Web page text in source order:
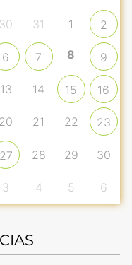
30 31 1 2
6 7 8 9
13 14 15 16
20 21 22 23
27 28 29 30
3 4 5 6